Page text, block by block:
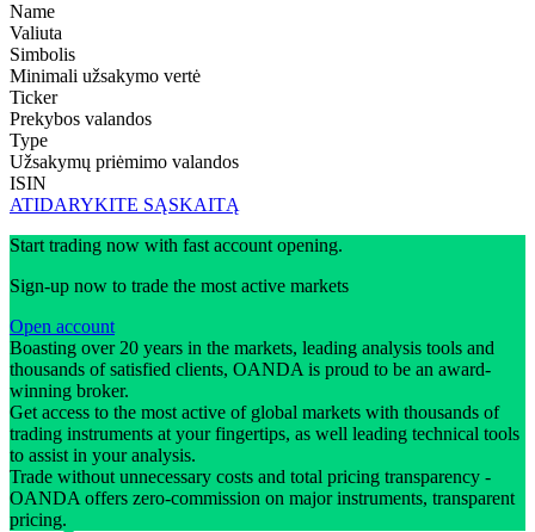
Name
Valiuta
Simbolis
Minimali užsakymo vertė
Ticker
Prekybos valandos
Type
Užsakymų priėmimo valandos
ISIN
ATIDARYKITE SĄSKAITĄ
Start trading now with fast account opening.
Sign-up now to trade the most active markets
Open account
Boasting over 20 years in the markets, leading analysis tools and
thousands of satisfied clients, OANDA is proud to be an award-
winning broker.
Get access to the most active of global markets with thousands of
trading instruments at your fingertips, as well leading technical tools
to assist in your analysis.
Trade without unnecessary costs and total pricing transparency -
OANDA offers zero-commission on major instruments, transparent
pricing.